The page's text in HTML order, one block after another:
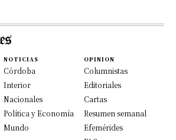
NOTICIAS
Córdoba
Interior
Nacionales
Política y Economía
Mundo
OPINION
Columnistas
Editoriales
Cartas
Resumen semanal
Efemérides